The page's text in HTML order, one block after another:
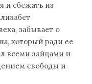
и сбежать из
забывает о
который ради ее
всеми зайцами и
свободы и